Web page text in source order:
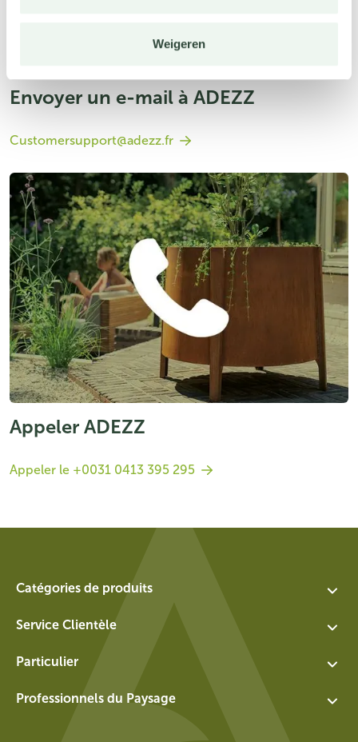
Weigeren
Envoyer un e-mail à ADEZZ
Customersupport@adezz.fr
Appeler ADEZZ
Appeler le +0031 0413 395 295
Catégories de produits
Éléments d'eau
Murs
Service Clientèle
Postes vacants
Particulier
Professionnels du Paysage